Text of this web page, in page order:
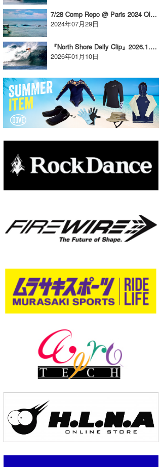
7/28 Comp Repo @ Paris 2024 Olympics
2024年07月29日
『North Shore Daily Clip』2026.1.9 @ Rocky
2026年01月10日
YUKI☆
たっちー
ハンマー
まっきー
三輪予報士
小川予報士
上田純子
唐澤予報士
SancheZ
米山予報士
予報士 hiro.
banpaku
chappy
Romisea